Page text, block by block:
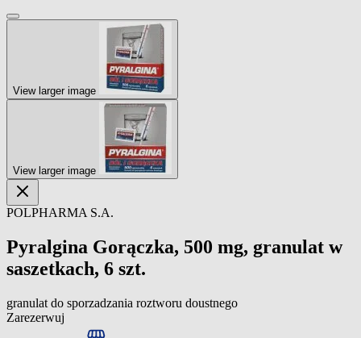
View larger image
View larger image
POLPHARMA S.A.
Pyralgina Gorączka, 500 mg, granulat w
saszetkach, 6 szt.
granulat do sporzadzania roztworu doustnego
Zarezerwuj